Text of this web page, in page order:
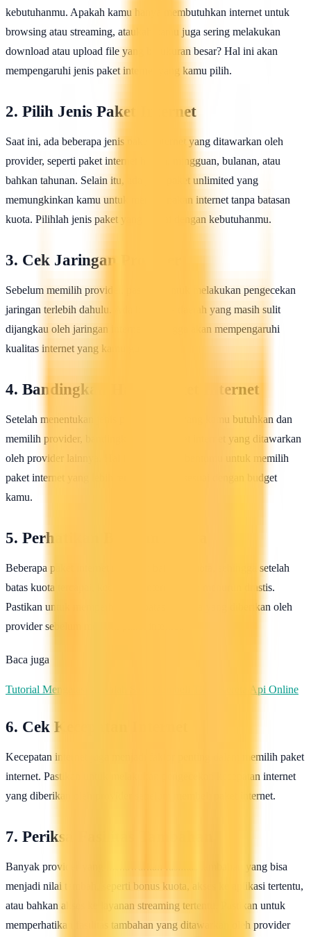
kebutuhanmu. Apakah kamu hanya membutuhkan internet untuk
browsing atau streaming, ataukah kamu juga sering melakukan
download atau upload file yang berukuran besar? Hal ini akan
mempengaruhi jenis paket internet yang kamu pilih.
2. Pilih Jenis Paket Internet
Saat ini, ada beberapa jenis paket internet yang ditawarkan oleh
provider, seperti paket internet harian, mingguan, bulanan, atau
bahkan tahunan. Selain itu, ada juga paket unlimited yang
memungkinkan kamu untuk menggunakan internet tanpa batasan
kuota. Pilihlah jenis paket yang sesuai dengan kebutuhanmu.
3. Cek Jaringan Provider
Sebelum memilih provider, pastikan untuk melakukan pengecekan
jaringan terlebih dahulu. Ada beberapa daerah yang masih sulit
dijangkau oleh jaringan internet, sehingga akan mempengaruhi
kualitas internet yang kamu gunakan.
4. Bandingkan Harga Paket Internet
Setelah menentukan jenis paket internet yang kamu butuhkan dan
memilih provider, bandingkan harga paket internet yang ditawarkan
oleh provider lainnya. Hal ini dapat membantumu untuk memilih
paket internet yang lebih terjangkau dan sesuai dengan budget
kamu.
5. Perhatikan Batasan Kuota
Beberapa paket internet memiliki batasan kuota, sehingga setelah
batas kuota tercapai, kecepatan internet akan menurun drastis.
Pastikan untuk memperhatikan batasan kuota yang diberikan oleh
provider sebelum memilih paket internet.
Baca juga
Tutorial Mengatasi Masalah Saat Membeli Tiket Kereta Api Online
6. Cek Kecepatan Internet
Kecepatan internet juga menjadi faktor penting dalam memilih paket
internet. Pastikan untuk melakukan pengecekan kecepatan internet
yang diberikan oleh provider sebelum membeli paket internet.
7. Periksa Fasilitas Tambahan
Banyak provider yang menawarkan fasilitas tambahan yang bisa
menjadi nilai tambah, seperti bonus kuota, akses ke aplikasi tertentu,
atau bahkan akses ke layanan streaming tertentu. Pastikan untuk
memperhatikan fasilitas tambahan yang ditawarkan oleh provider